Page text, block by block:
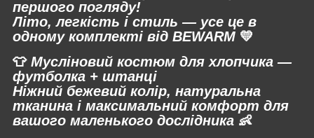
першого погляду!
Літо, легкість і стиль — усе це в
одному комплекті від BEWARM 💛
👕 Мусліновий костюм для хлопчика —
футболка + штанці
Ніжний бежевий колір, натуральна
тканина і максимальний комфорт для
вашого маленького дослідника 👶